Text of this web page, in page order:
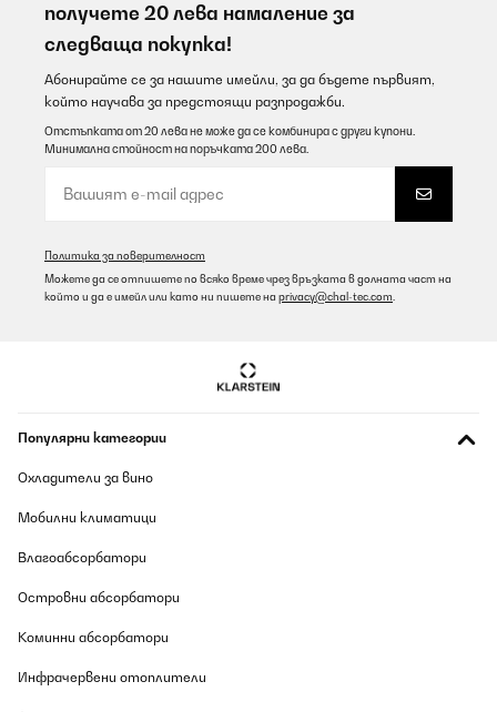
получете 20 лева намаление за
следваща покупка!
Абонирайте се за нашите имейли, за да бъдете първият,
който научава за предстоящи разпродажби.
Отстъпката от 20 лева не може да се комбинира с други купони.
Минимална стойност на поръчката 200 лева.
Политика за поверителност
Можете да се отпишете по всяко време чрез връзката в долната част на
който и да е имейл или като ни пишете на privacy@chal-tec.com
Популярни категории
Охладители за вино
Мобилни климатици
Влагоабсорбатори
Островни абсорбатори
Коминни абсорбатори
Инфрачервени отоплители